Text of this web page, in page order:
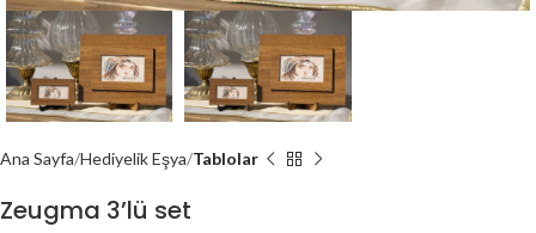
Ana Sayfa Hediyelik Eşya Tablolar
Zeugma 3’lü set